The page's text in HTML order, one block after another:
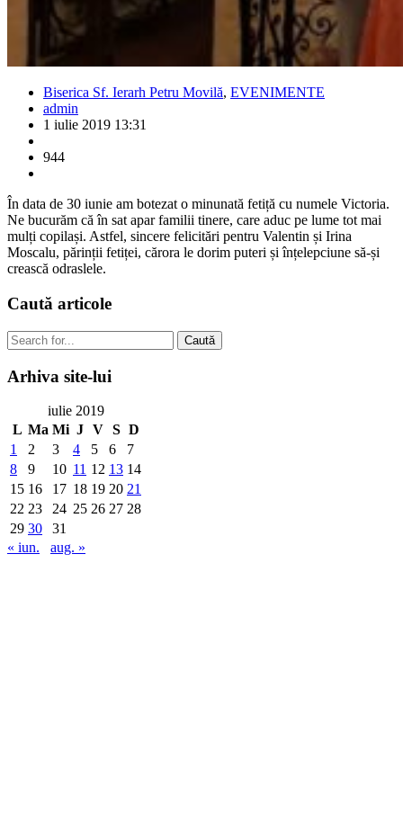
Biserica Sf. Ierarh Petru Movilă, EVENIMENTE
admin
1 iulie 2019 13:31
944
În data de 30 iunie am botezat o minunată fetiță cu numele Victoria.
Ne bucurăm că în sat apar familii tinere, care aduc pe lume tot mai
mulți copilași. Astfel, sincere felicitări pentru Valentin și Irina
Moscalu, părinții fetiței, cărora le dorim puteri și înțelepciune să-și
crească odraslele.
Caută articole
Caută
Arhiva site-lui
iulie 2019
L Ma Mi J V S D
1
2 3 4 5 6
7
8
9 10 11 12 13 14
15 16 17 18 19 20 21
22 23 24 25 26 27 28
29 30
31
« iun.
aug. »